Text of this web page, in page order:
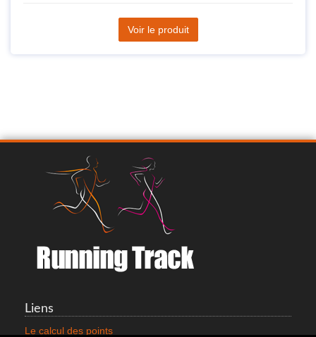
Voir le produit
Liens
Le calcul des points